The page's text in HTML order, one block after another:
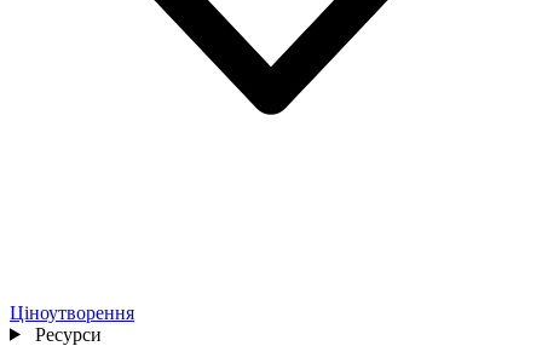
Ціноутворення
Ресурси